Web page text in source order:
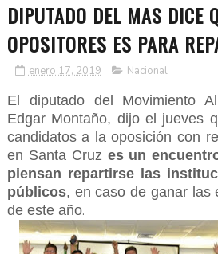
DIPUTADO DEL MAS DICE
OPOSITORES ES PARA
enero 17, 2019 Nacional
El diputado del Movimiento
Edgar Montaño, dijo el jueves
candidatos a la oposición con
en Santa Cruz es un
piensan repartirse las
públicos, en caso de ganar las
de este año.